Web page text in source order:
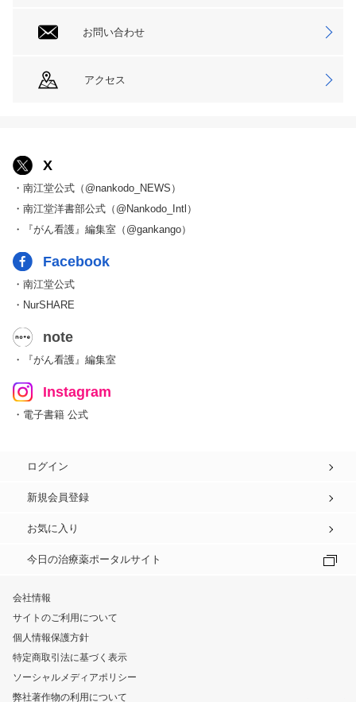
お問い合わせ
アクセス
X
・南江堂公式（@nankodo_NEWS）
・南江堂洋書部公式（@Nankodo_Intl）
・『がん看護』編集室（@gankango）
Facebook
・南江堂公式
・NurSHARE
note
・『がん看護』編集室
Instagram
・電子書籍 公式
ログイン
新規会員登録
お気に入り
今日の治療薬ポータルサイト
会社情報
サイトのご利用について
個人情報保護方針
特定商取引法に基づく表示
ソーシャルメディアポリシー
弊社著作物の利用について